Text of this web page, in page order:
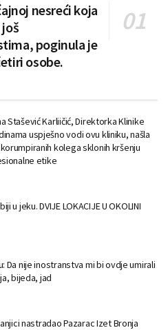
nesreći koja
još
poginula je
osobe.
Stašević Karliičić, Direktorka Klinike
uspješno vodi ovu kliniku, našla
kolega sklonih kršenju
etike
u jeku. DVIJE LOKACIJE U OKOLINI
Da nije inostranstva mi bi ovdje umirali
bijeda, jad
nastradao Pazarac Izet Bronja